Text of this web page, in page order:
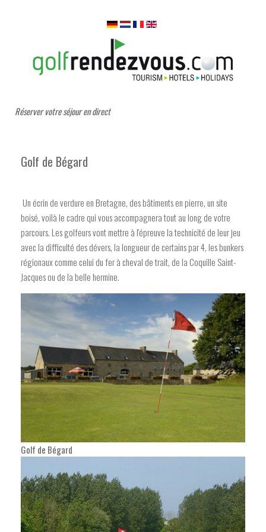
Réserver votre séjour en direct
Golf de Bégard
Un écrin de verdure en Bretagne, des bâtiments en pierre, un site
boisé, voilà le cadre qui vous accompagnera tout au long de votre
parcours. Les golfeurs vont mettre à l'épreuve la technicité de leur jeu
avec la difficulté des dévers, la longueur de certains par 4, les bunkers
régionaux comme celui du fer à cheval de trait, de la Coquille Saint-
Jacques ou de la belle hermine.
Golf de Bégard